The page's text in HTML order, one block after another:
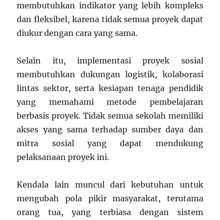
membutuhkan indikator yang lebih kompleks
dan fleksibel, karena tidak semua proyek dapat
diukur dengan cara yang sama.
Selain itu, implementasi proyek sosial
membutuhkan dukungan logistik, kolaborasi
lintas sektor, serta kesiapan tenaga pendidik
yang memahami metode pembelajaran
berbasis proyek. Tidak semua sekolah memiliki
akses yang sama terhadap sumber daya dan
mitra sosial yang dapat mendukung
pelaksanaan proyek ini.
Kendala lain muncul dari kebutuhan untuk
mengubah pola pikir masyarakat, terutama
orang tua, yang terbiasa dengan sistem